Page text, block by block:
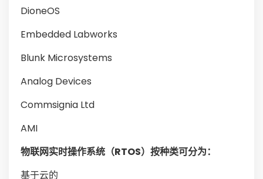
DioneOS
Embedded Labworks
Blunk Microsystems
Analog Devices
Commsignia Ltd
AMI
物联网实时操作系统（RTOS）按种类可分为：
基于云的